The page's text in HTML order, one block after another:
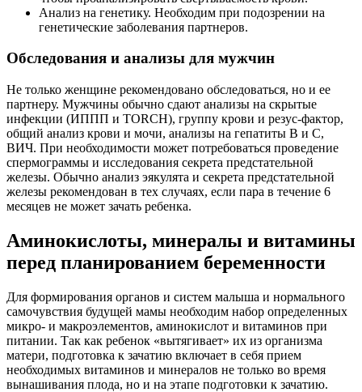
Анализ на генетику. Необходим при подозрении на
генетические заболевания партнеров.
Обследования и анализы для мужчин
Не только женщине рекомендовано обследоваться, но и ее
партнеру. Мужчины обычно сдают анализы на скрытые
инфекции (ИППП и TORCH), группу крови и резус-фактор,
общий анализ крови и мочи, анализы на гепатиты В и С,
ВИЧ. При необходимости может потребоваться проведение
спермограммы и исследования секрета предстательной
железы. Обычно анализ эякулята и секрета предстательной
железы рекомендован в тех случаях, если пара в течение 6
месяцев не может зачать ребенка.
Аминокислоты, минералы и витамины
перед планированием беременности
Для формирования органов и систем малыша и нормального
самочувствия будущей мамы необходим набор определенных
микро- и макроэлементов, аминокислот и витаминов при
питании. Так как ребенок «вытягивает» их из организма
матери, подготовка к зачатию включает в себя прием
необходимых витаминов и минералов не только во время
вынашивания плода, но и на этапе подготовки к зачатию.